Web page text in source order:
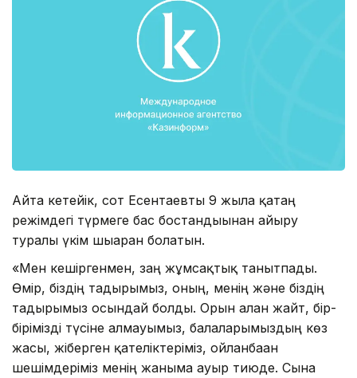
Айта кетейік, сот Есентаевты 9 жылға қатаң
режімдегі түрмеге бас бостандығынан айыру
туралы үкім шығарған болатын.
«Мен кешіргенмен, заң жұмсақтық танытпады.
Өмір, біздің тағдырымыз, оның, менің және біздің
тағдырымыз осындай болды. Орын алған жайт, бір-
бірімізді түсіне алмауымыз, балаларымыздың көз
жасы, жіберген қателіктеріміз, ойланбаған
шешімдеріміз менің жаныма ауыр тиюде. Сынға